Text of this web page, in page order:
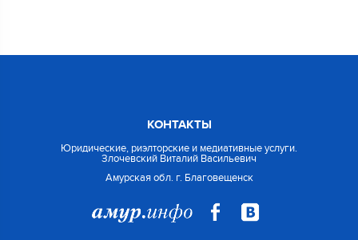
КОНТАКТЫ
Юридические, риэлторские и медиативные услуги.
Злочевский Виталий Васильевич
Амурская обл. г. Благовещенск